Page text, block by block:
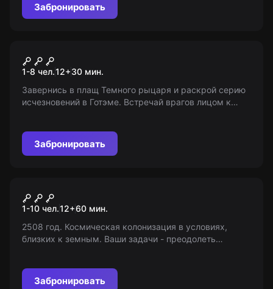
Забронировать
Batman: Arkham
1-8 чел.12+30 мин.
Завернись в плащ Темного рыцаря и раскрой серию
исчезновений в Готэме. Встречай врагов лицом к
Забронировать
Colony: Code Red
1-10 чел.12+60 мин.
2508 год. Космическая колонизация в условиях,
близких к земным. Ваши задачи - преодолеть
Забронировать